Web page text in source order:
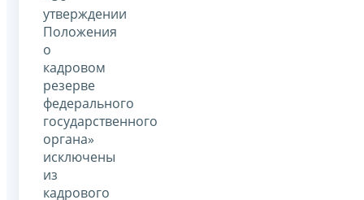
утверждении
Положения
о
кадровом
резерве
федерального
государственного
органа»
исключены
из
кадрового